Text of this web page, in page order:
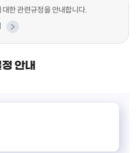
한 관련규정을 안내합니다.
안내